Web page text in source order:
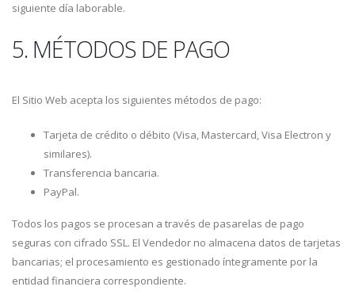
siguiente día laborable.
5. MÉTODOS DE PAGO
El Sitio Web acepta los siguientes métodos de pago:
Tarjeta de crédito o débito (Visa, Mastercard, Visa Electron y
similares).
Transferencia bancaria.
PayPal.
Todos los pagos se procesan a través de pasarelas de pago
seguras con cifrado SSL. El Vendedor no almacena datos de tarjetas
bancarias; el procesamiento es gestionado íntegramente por la
entidad financiera correspondiente.